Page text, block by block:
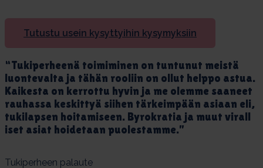
Tutustu usein kysyttyihin kysymyksiin
“Tu­ki­per­hee­nä toi­mi­mi­nen on tun­tu­nut meis­tä
luon­te­val­ta ja tä­hän roo­liin on ol­lut help­po as­tua.
Kai­kes­ta on ker­rot­tu hy­vin ja me olem­me saa­neet
rau­has­sa kes­kit­tyä sii­hen tär­keim­pään asiaan eli,
tu­ki­lap­sen hoi­ta­mi­seen. By­rok­ra­tia ja muut vi­ral­l
i­set asiat hoi­de­taan puo­les­tam­me.”
Tukiperheen palaute